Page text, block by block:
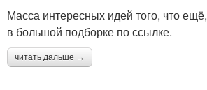
Масса интересных идей того, что
в большой подборке по ссылке.
читать дальше →